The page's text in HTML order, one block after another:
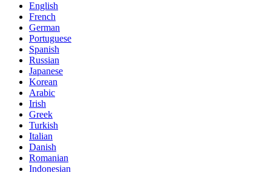
English
French
German
Portuguese
Spanish
Russian
Japanese
Korean
Arabic
Irish
Greek
Turkish
Italian
Danish
Romanian
Indonesian